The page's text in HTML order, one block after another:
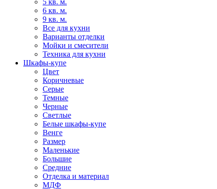
5 кв. м.
6 кв. м.
9 кв. м.
Все для кухни
Варианты отделки
Мойки и смесители
Техника для кухни
Шкафы-купе
Цвет
Коричневые
Серые
Темные
Черные
Светлые
Белые шкафы-купе
Венге
Размер
Маленькие
Большие
Средние
Отделка и материал
МДФ